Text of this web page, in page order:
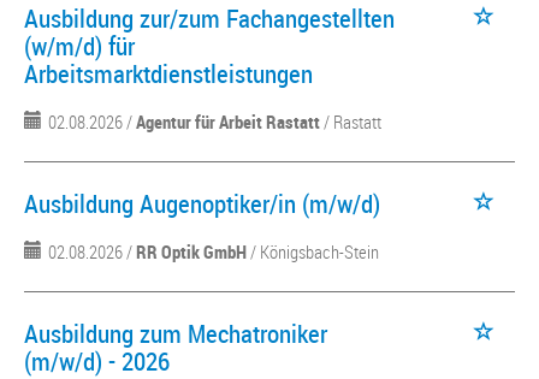
Ausbildung zur/zum Fachangestellten
(w/m/d) für
Arbeitsmarktdienstleistungen
02.08.2026 /Agentur für Arbeit Rastatt/ Rastatt
Ausbildung Augenoptiker/in (m/w/d)
02.08.2026 /RR Optik GmbH/ Königsbach-Stein
Ausbildung zum Mechatroniker
(m/w/d) - 2026